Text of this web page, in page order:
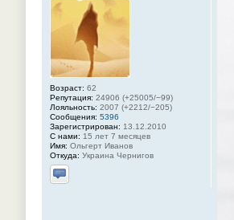
Возраст: 62
Репутация: 24906 (+25005/−99)
Лояльность: 2007 (+2212/−205)
Сообщения: 5396
Зарегистрирован: 13.12.2010
С нами: 15 лет 7 месяцев
Имя: Ольгерт Иванов
Откуда: Украина Чернигов
Отправить личное сообщение